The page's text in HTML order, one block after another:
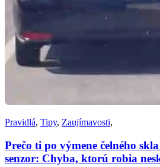
Pravidlá, Tipy, Zaujímavosti,
Prečo ti po výmene čelného
senzor: Chyba, ktorú robia